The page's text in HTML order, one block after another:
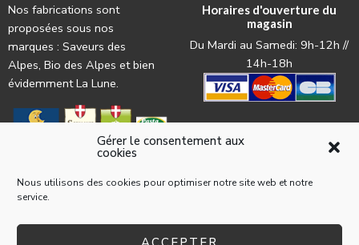
Gérer le consentement aux
cookies
Nous utilisons des cookies pour optimiser notre site web et notre
service.
Nos fabrications sont
proposées sous nos
marques : Saveurs des
Alpes, Bio des Alpes et bien
évidemment La Lune.
Horaires d'ouverture du
magasin
Du Mardi au Samedi: 9h-12h //
14h-18h
© 2022 La Pasta par l'
Conditions générales d’utilisation